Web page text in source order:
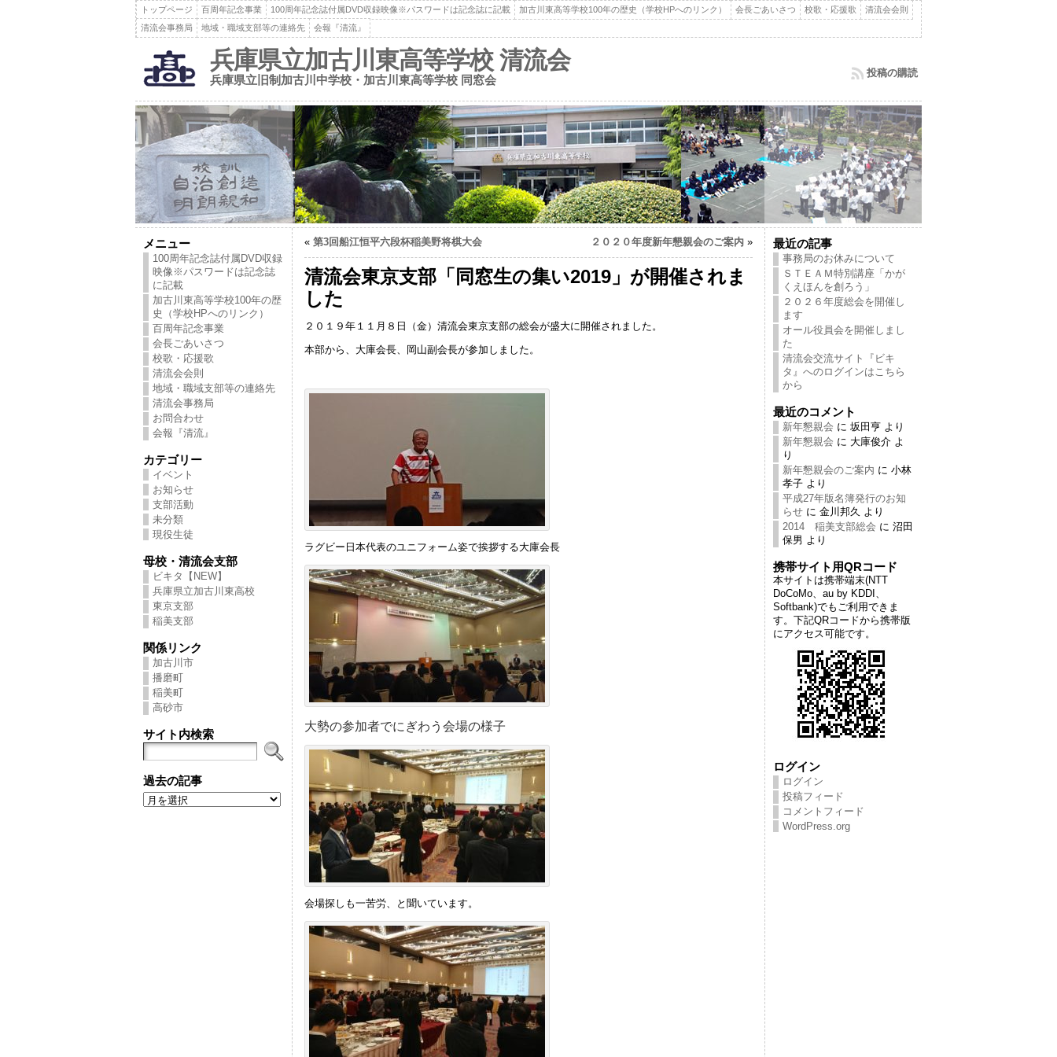
トップページ 百周年記念事業 100周年記念誌付属DVD収録映像※パスワードは記念誌に記載 加古川東高等学校100年の歴史（学校HPへのリンク） 会長ごあいさつ 校歌・応援歌
清流会会則
清流会事務局
地域・職域支部等の連絡先 会報『清流』
兵庫県立加古川東高等学校 清流会
兵庫県立旧制加古川中学校・加古川東高等学校 同窓会
投稿の購読
メニュー
100周年記念誌付属DVD収録
映像※パスワードは記念誌
に記載
加古川東高等学校100年の歴
史（学校HPへのリンク）
百周年記念事業
会長ごあいさつ
校歌・応援歌
清流会会則
地域・職域支部等の連絡先
清流会事務局
お問合わせ
会報『清流』
カテゴリー
イベント
お知らせ
支部活動
未分類
現役生徒
母校・清流会支部
ビキタ【NEW】
兵庫県立加古川東高校
東京支部
稲美支部
関係リンク
加古川市
播磨町
稲美町
高砂市
サイト内検索
過去の記事
過
去
« 第3回船江恒平六段杯稲美野将棋大会 ２０２０年度新年懇親会のご案内 »
清流会東京支部「同窓生の集い2019」が開催されま
した
２０１９年１１月８日（金）清流会東京支部の総会が盛大に開催されました。
本部から、大庫会長、岡山副会長が参加しました。
ラグビー日本代表のユニフォーム姿で挨拶する大庫会長
大勢の参加者でにぎわう会場の様子
会場探しも一苦労、と聞いています。
最近の記事
事務局のお休みについて
ＳＴＥＡＭ特別講座「かが
くえほんを創ろう」
２０２６年度総会を開催し
ます
オール役員会を開催しまし
た
清流会交流サイト『ビキ
タ』へのログインはこちら
から
最近のコメント
新年懇親会 に 坂田亨 より
新年懇親会 に 大庫俊介 よ
り
新年懇親会のご案内 に 小林
孝子 より
平成27年版名簿発行のお知
らせ に 金川邦久 より
2014 稲美支部総会 に 沼田
保男 より
携帯サイト用QRコード
本サイトは携帯端末(NTT
DoCoMo、au by KDDI、
Softbank)でもご利用できま
す。下記QRコードから携帯版
にアクセス可能です。
ログイン
ログイン
投稿フィード
コメントフィード
WordPress.org